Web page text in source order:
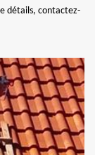
détails, contactez-